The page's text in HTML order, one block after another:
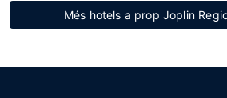
Més hotels a prop Joplin